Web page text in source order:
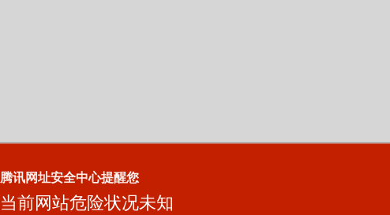
腾讯网址安全中心提醒您
当前网站危险状况未知